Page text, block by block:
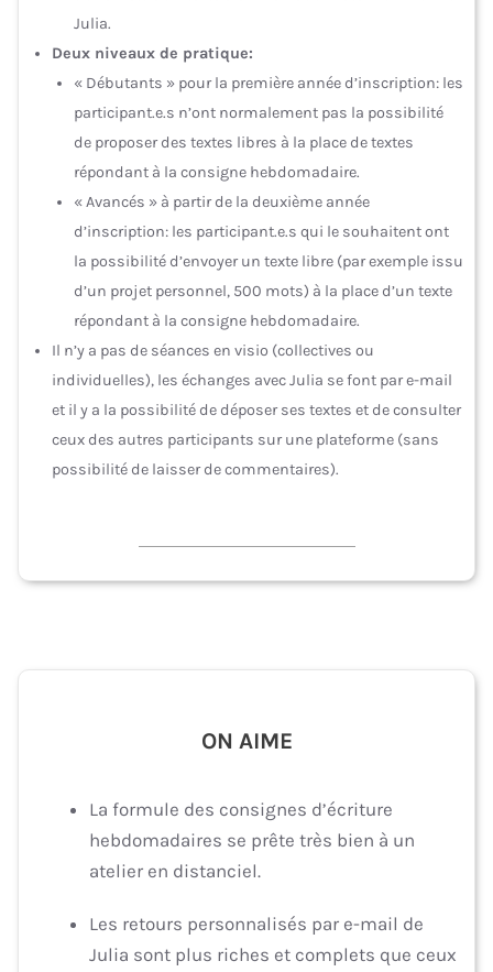
Julia.
Deux niveaux de pratique:
« Débutants » pour la première année d’inscription: les
participant.e.s n’ont normalement pas la possibilité
de proposer des textes libres à la place de textes
répondant à la consigne hebdomadaire.
« Avancés » à partir de la deuxième année
d’inscription: les participant.e.s qui le souhaitent ont
la possibilité d’envoyer un texte libre (par exemple issu
d’un projet personnel, 500 mots) à la place d’un texte
répondant à la consigne hebdomadaire.
Il n’y a pas de séances en visio (collectives ou
individuelles), les échanges avec Julia se font par e-mail
et il y a la possibilité de déposer ses textes et de consulter
ceux des autres participants sur une plateforme (sans
possibilité de laisser de commentaires).
ON AIME
La formule des consignes d’écriture
hebdomadaires se prête très bien à un
atelier en distanciel.
Les retours personnalisés par e-mail de
Julia sont plus riches et complets que ceux